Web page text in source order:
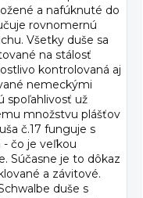
a nafúknuté do
rovnomernú
Všetky duše sa
na stálosť
kontrolovaná aj
nemeckými
spoľahlivosť už
množstvu plášťov
č.17 funguje s
čo je veľkou
Súčasne je to dôkaz
a závitové.
duše s